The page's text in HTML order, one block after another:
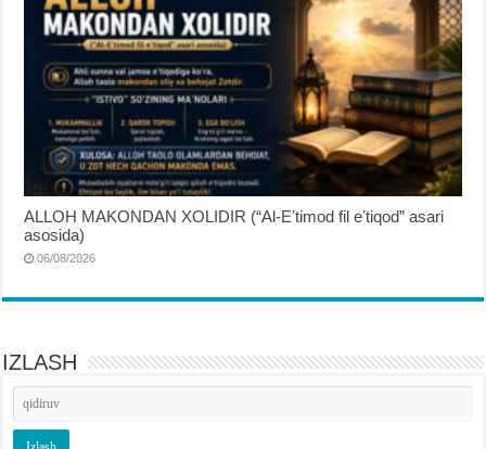
ALLOH MAKONDAN XOLIDIR (“Al-Eʼtimod fil eʼtiqod” asari
asosida)
06/08/2026
IZLASH